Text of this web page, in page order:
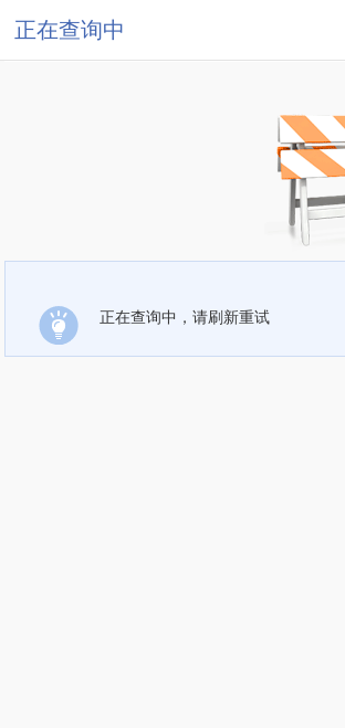
正在查询中
正在查询中，请刷新重试